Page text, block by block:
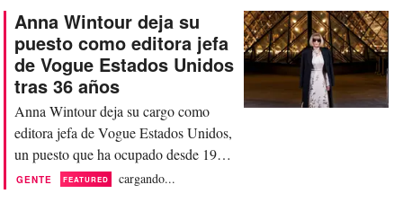
sus estudiantes graduados en diseño de
moda. El evento de este año fue el más
grande en la historia de la escuela, con
veinticinco colecciones tanto del
Grado en Diseño...
Anna Wintour deja su
puesto como editora jefa
de Vogue Estados Unidos
tras 36 años
Anna Wintour deja su cargo como
editora jefa de Vogue Estados Unidos,
un puesto que ha ocupado desde 1988.
El anuncio se realizó durante una
GENTE FEATURED cargando...